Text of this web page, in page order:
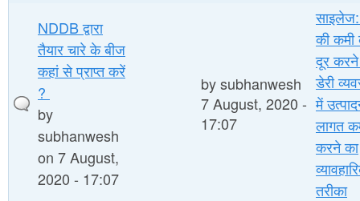
NDDB द्वारा
तैयार चारे के बीज
कहां से प्राप्त करें
?
by
subhanwesh
on 7 August,
2020 - 17:07
bysubhanwesh
7 August, 2020 -
17:07
की कमी
दूर
डेरी
में
लागत
करने का
तरीका